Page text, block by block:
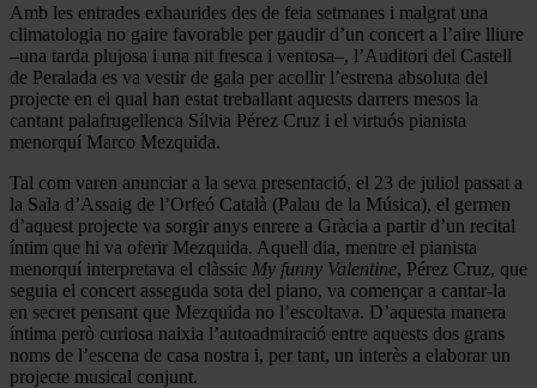
Amb les entrades exhaurides des de feia setmanes i malgrat una
climatologia no gaire favorable per gaudir d’un concert a l’aire lliure
–una tarda plujosa i una nit fresca i ventosa–, l’Auditori del Castell
de Peralada es va vestir de gala per acollir l’estrena absoluta del
projecte en el qual han estat treballant aquests darrers mesos la
cantant palafrugellenca Sílvia Pérez Cruz i el virtuós pianista
menorquí Marco Mezquida.
Tal com varen anunciar a la seva presentació, el 23 de juliol passat a
la Sala d’Assaig de l’Orfeó Català (Palau de la Música), el germen
d’aquest projecte va sorgir anys enrere a Gràcia a partir d’un recital
íntim que hi va oferir Mezquida. Aquell dia, mentre el pianista
menorquí interpretava el clàssic My funny Valentine, Pérez Cruz, que
seguia el concert asseguda sota del piano, va començar a cantar-la
en secret pensant que Mezquida no l’escoltava. D’aquesta manera
íntima però curiosa naixia l’autoadmiració entre aquests dos grans
noms de l’escena de casa nostra i, per tant, un interès a elaborar un
projecte musical conjunt.